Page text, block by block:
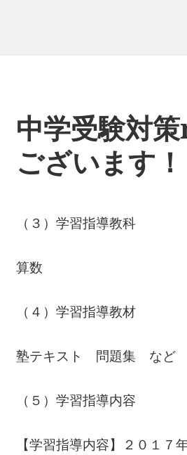
中学受験対
ございます！
（３）学習指導教科
算数
（４）学習指導教材
塾テキスト 問題集 など
（５）学習指導内容
【学習指導内容】２０１７